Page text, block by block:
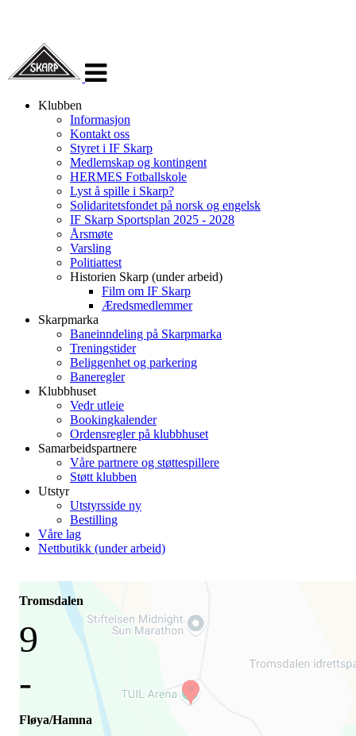
navigasjon
Klubben
Informasjon
Kontakt oss
Styret i IF Skarp
Medlemskap og kontingent
HERMES Fotballskole
Lyst å spille i Skarp?
Solidaritetsfondet på norsk og engelsk
IF Skarp Sportsplan 2025 - 2028
Årsmøte
Varsling
Politiattest
Historien Skarp (under arbeid)
Film om IF Skarp
Æredsmedlemmer
Skarpmarka
Baneinndeling på Skarpmarka
Treningstider
Beliggenhet og parkering
Baneregler
Klubbhuset
Vedr utleie
Bookingkalender
Ordensregler på klubbhuset
Samarbeidspartnere
Våre partnere og støttespillere
Støtt klubben
Utstyr
Utstyrsside ny
Bestilling
Våre lag
Nettbutikk (under arbeid)
Tromsdalen
9
-
Fløya/Hamna